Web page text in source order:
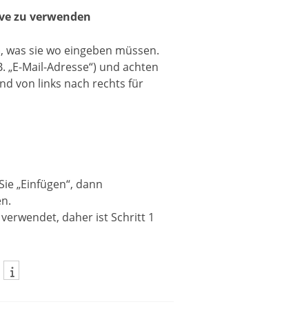
zu verwenden
sie wo eingeben müssen.
Mail-Adresse“) und achten
von links nach rechts für
„Einfügen“, dann
daher ist Schritt 1